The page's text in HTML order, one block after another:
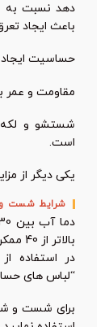
دهد نسبت به
باعث ایجاد
حساسیت ایجاد
مقاومت و عمر
شستشو و لکه
است.
یکی دیگر از
شرایط شست و
بالاتر از 40 ممکن است به این محصول صدمه بزند.
در استفاده
“لباس های
برای شست و